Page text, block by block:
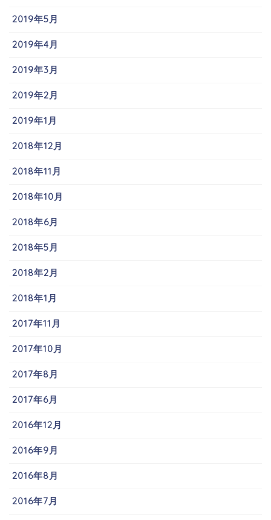
2019年5月
2019年4月
2019年3月
2019年2月
2019年1月
2018年12月
2018年11月
2018年10月
2018年6月
2018年5月
2018年2月
2018年1月
2017年11月
2017年10月
2017年8月
2017年6月
2016年12月
2016年9月
2016年8月
2016年7月